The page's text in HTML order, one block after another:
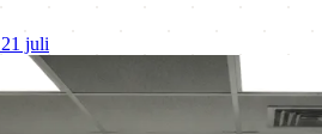
21 juli